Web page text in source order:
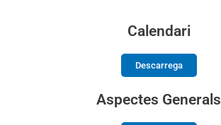
Calendari
Descarrega
Aspectes Generals